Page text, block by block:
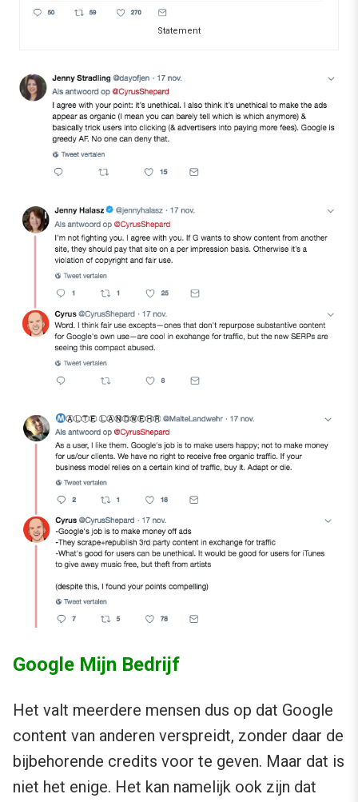
Statement
Google Mijn Bedrijf
Het valt meerdere mensen dus op dat Google
content van anderen verspreidt, zonder daar de
bijbehorende credits voor te geven. Maar dat is
niet het enige. Het kan namelijk ook zijn dat